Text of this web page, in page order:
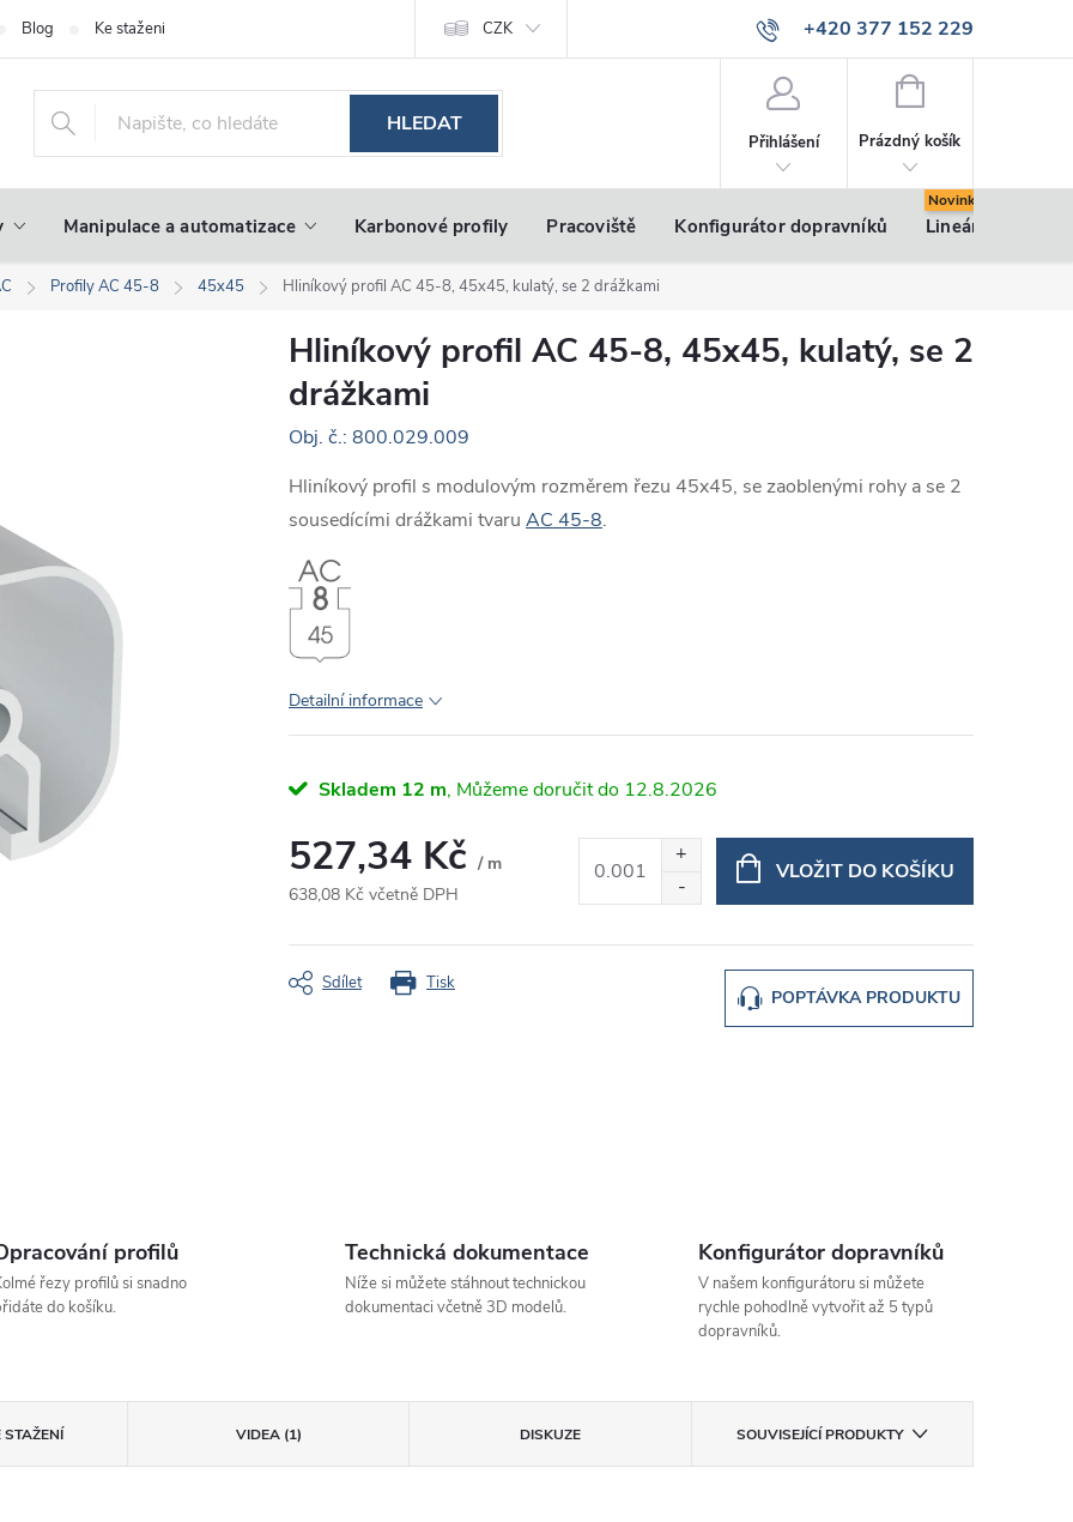
+420 377 152 229
info@vsk-profily.cz
Blog Ke stažení CZK
HLEDAT
Přihlášení
NÁKUPNÍ
Prázdný košík
Manipulace a automatizace Karbonové profily Pracoviště Konfigurátor dopravníků Lineární pohony
Profily AC 45-8 45x45 Hliníkový profil AC 45-8, 45x45, kulatý, se 2 drážkami
Hliníkový profil AC 45-8, 45x45, kulatý, se 2
drážkami
Obj. č.: 800.029.009
Hliníkový profil s modulovým rozměrem řezu 45x45, se zaoblenými rohy a se 2
sousedícími drážkami tvaru AC 45-8.
Detailní informace
Skladem 12 m 12.8.2026
527,34 Kč / m
638,08 Kč včetně DPH
cena:
VLOŽIT DO KOŠÍKU
Tisk
POPTÁVKA PRODUKTU
Sdílet
profilů
řezy profilů si snadno
do košíku.
Technická dokumentace
Níže si můžete stáhnout technickou
dokumentaci včetně 3D modelů.
Konfigurátor dopravníků
V našem konfigurátoru si můžete
rychle pohodlně vytvořit až 5 typů
dopravníků.
STAŽENÍ VIDEA (1) DISKUZE SOUVISEJÍCÍ PRODUKTY